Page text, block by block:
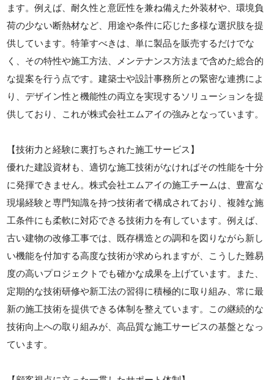
ます。例えば、耐久性と意匠性を兼ね備えた外装材や、環境負
荷の少ない断熱材など、用途や条件に応じた多様な選択肢を提
供しています。特筆すべきは、単に製品を販売するだけでな
く、その特性や施工方法、メンテナンス方法まで含めた総合的
な提案を行う点です。建築士や設計事務所との緊密な連携によ
り、デザイン性と機能性の両立を実現するソリューションを提
供しており、これが株式会社エムアイの強みとなっています。
【技術力と経験に裏打ちされた施工サービス】
優れた建設資材も、適切な施工技術がなければその性能を十分
に発揮できません。株式会社エムアイの施工チームは、豊富な
現場経験と専門知識を持つ技術者で構成されており、複雑な施
工条件にも柔軟に対応できる技術力を有しています。例えば、
古い建物の改修工事では、既存構造との調和を図りながら新し
い機能を付加する高度な技術が求められますが、こうした難易
度の高いプロジェクトでも確かな成果を上げています。また、
定期的な技術研修や新工法の習得に積極的に取り組み、常に最
新の施工技術を提供できる体制を整えています。この継続的な
技術向上への取り組みが、高品質な施工サービスの基盤となっ
ています。